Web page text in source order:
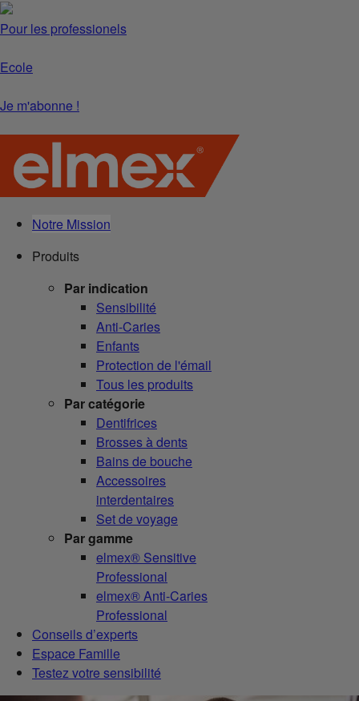
Pour les professionels
Ecole
Je m'abonne !
Notre Mission
Produits
Par indication
Sensibilité
Anti-Caries
Enfants
Protection de l'émail
Tous les produits
Par catégorie
Dentifrices
Brosses à dents
Bains de bouche
Accessoires
interdentaires
Set de voyage
Par gamme
elmex® Sensitive
Professional
elmex® Anti-Caries
Professional
Conseils d’experts
Espace Famille
Testez votre sensibilité